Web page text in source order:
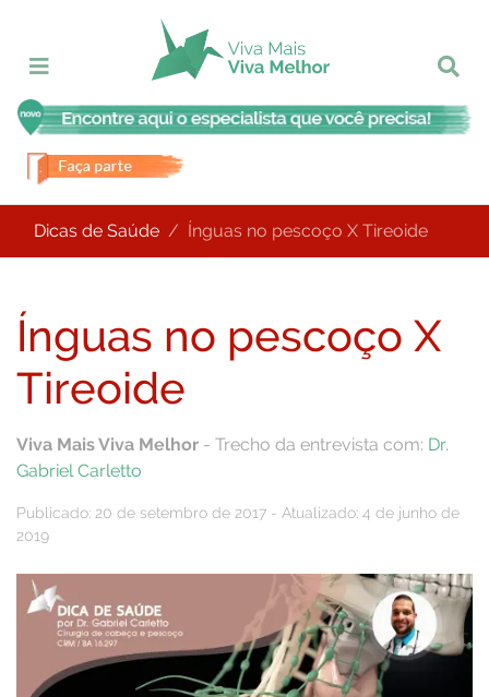
Dicas de Saúde Ínguas no pescoço X Tireoide
Ínguas no pescoço X
Tireoide
Viva Mais Viva Melhor - Trecho da entrevista com: Dr.
Gabriel Carletto
Publicado: 20 de setembro de 2017 - Atualizado: 4 de junho de
2019